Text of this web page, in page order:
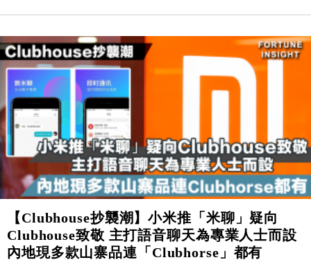
【Clubhouse抄襲潮】小米推「米聊」疑向
Clubhouse致敬 主打語音聊天為專業人士而設
內地現多款山寨品連「Clubhorse」都有